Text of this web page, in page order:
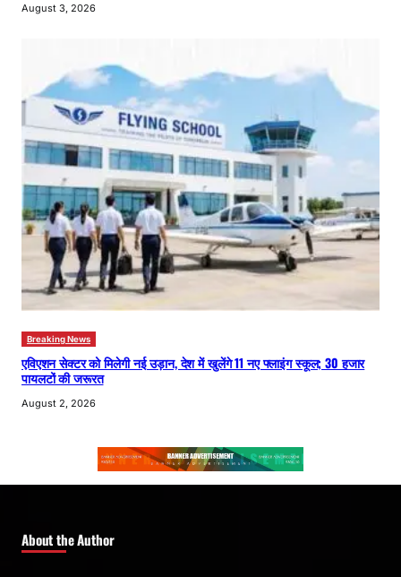
August 3, 2026
Breaking News
एविएशन सेक्टर को मिलेगी नई उड़ान, देश में खुलेंगे 11 नए फ्लाइंग स्कूल; 30 हजार
पायलटों की जरूरत
August 2, 2026
About the Author